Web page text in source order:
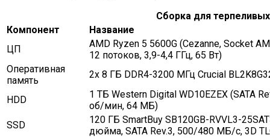
Сборка для терпеливых
Компонент
Название
ЦП
AMD Ryzen 5 5600G (Cezanne, Socket
12 потоков, 3,9-4,4 ГГц, 65 Вт)
Оперативная
память
2x 8 ГБ DDR4-3200 МГц Crucial
HDD
1 ТБ Western Digital WD10EZEX (SATA
об/мин, 64 МБ)
SSD
120 ГБ SmartBuy SB120GB-RVVL3-
дюйма, SATA Rev.3, 500/480 МБ/с, 3D